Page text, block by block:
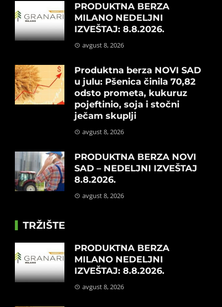
PRODUKTNA BERZA
MILANO NEDELJNI
IZVEŠTAJ: 8.8.2026.
avgust 8, 2026
Produktna berza NOVI SAD
u julu: Pšenica činila 70,82
odsto prometa, kukuruz
pojeftinio, soja i stočni
ječam skuplji
avgust 8, 2026
PRODUKTNA BERZA NOVI
SAD – NEDELJNI IZVEŠTAJ
8.8.2026.
avgust 8, 2026
TRŽIŠTE
PRODUKTNA BERZA
MILANO NEDELJNI
IZVEŠTAJ: 8.8.2026.
avgust 8, 2026